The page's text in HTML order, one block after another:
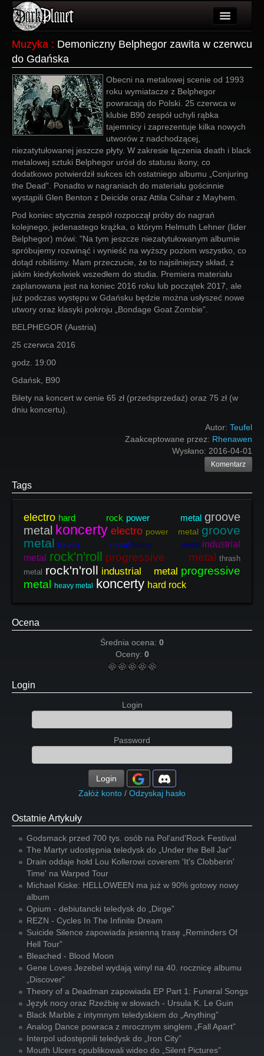
Użytkownicy
Wydarzenia
Galeria
Forum
Więcej
Login
Muzyka : Demoniczny Belphegor zawita w czerwcu
do Gdańska
Obecni na metalowej scenie od 1993
roku wymiatacze z Belphegor
powracają do Polski. 25 czerwca w
klubie B90 zespół uchyli rąbka
tajemnicy i zaprezentuje kilka nowych
utworów z nadchodzącej,
niezatytułowanej jeszcze płyty. W zakresie łączenia death i black
metalowej sztuki Belphegor urósł do statusu ikony, co
dodatkowo potwierdził sukces ich ostatniego albumu „Conjuring
the Dead”. Ponadto w nagraniach do materiału gościnnie
wystąpili Glen Benton z Deicide oraz Attila Csihar z Mayhem.
Pod koniec stycznia zespół rozpoczął próby do nagrań
kolejnego, jedenastego krążka, o którym Helmuth Lehner (lider
Belphegor) mówi: "Na tym jeszcze niezatytułowanym albumie
spróbujemy rozwinąć i wynieść na wyższy poziom wszystko, co
dotąd robiliśmy. Mam przeczucie, że to najsilniejszy skład, z
jakim kiedykolwiek wszedłem do studia. Premiera materiału
zaplanowana jest na koniec 2016 roku lub początek 2017, ale
już podczas występu w Gdańsku będzie można usłyszeć nowe
utwory oraz klasyki pokroju „Bondage Goat Zombie”.
BELPHEGOR (Austria)
25 czerwca 2016
godz. 19:00
Gdańsk, B90
Bilety na koncert w cenie 65 zł (przedsprzedaż) oraz 75 zł (w
dniu koncertu).
Autor: Teufel
Zaakceptowane przez: Rhenawen
Wysłano: 2016-04-01
Komentarz
Tags
electro hard rock power metal groove
metal koncerty electro power metal groove
metal thrash metal heavy metal
industrial
metal
rock'n'roll progressive metal
thrash
metal rock'n'roll industrial metal progressive
metal
heavy metal koncerty hard rock
Ocena
Średnia ocena: 0
Oceny: 0
Login
Login
Password
Login
Załóż konto / Odzyskaj hasło
Ostatnie Artykuły
Godsmack przed 700 tys. osób na Pol'and'Rock Festival
The Martyr udostępnia teledysk do „Under the Bell Jar”
Drain oddaje hołd Lou Kollerowi coverem 'It's Clobberin'
Time' na Warped Tour
Michael Kiske: HELLOWEEN ma już w 90% gotowy nowy
album
Opium - debiutancki teledysk do „Dirge”
REZN - Cycles In The Infinite Dream
Suicide Silence zapowiada jesienną trasę „Reminders Of
Hell Tour”
Bleached - Blood Moon
Gene Loves Jezebel wydają winyl na 40. rocznicę albumu
„Discover”
Theory of a Deadman zapowiada EP Part 1: Funeral Songs
Język nocy oraz Rzeźbię w słowach - Ursula K. Le Guin
Black Marble z intymnym teledyskiem do „Anything”
Analog Dance powraca z mrocznym singlem „Fall Apart”
Interpol udostępnili teledysk do „Iron City”
Mouth Ulcers opublikowali wideo do „Silent Pictures”